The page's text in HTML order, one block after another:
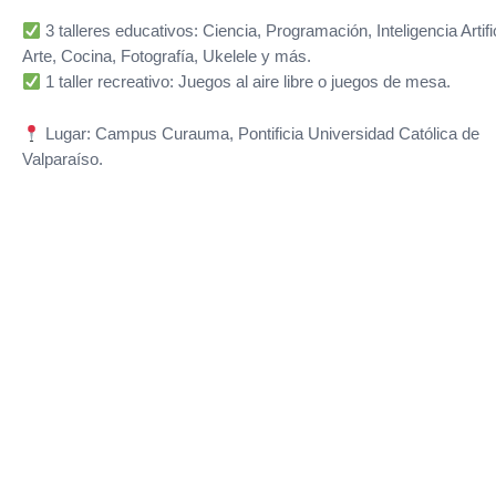
3 talleres educativos: Ciencia, Programación, Inteligencia
Arte, Cocina, Fotografía, Ukelele y más.
1 taller recreativo: Juegos al aire libre o juegos de mesa.
Lugar: Campus Curauma, Pontificia Universidad Católica de
Valparaíso.